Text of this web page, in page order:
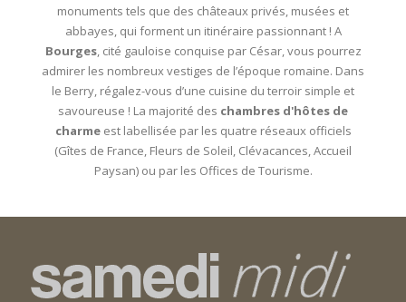
monuments tels que des châteaux privés, musées et
abbayes, qui forment un itinéraire passionnant ! A
Bourges, cité gauloise conquise par César, vous pourrez
admirer les nombreux vestiges de l’époque romaine. Dans
le Berry, régalez-vous d’une cuisine du terroir simple et
savoureuse ! La majorité des chambres d'hôtes de
charmeest labellisée par les quatre réseaux officiels
(Gîtes de France, Fleurs de Soleil, Clévacances, Accueil
Paysan) ou par les Offices de Tourisme.